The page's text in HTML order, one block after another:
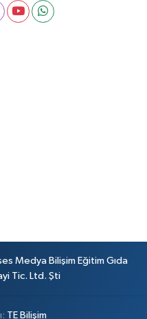
Medya Bilişim Eğitim Gıda
Tic. Ltd. Şti
TE Bilişim